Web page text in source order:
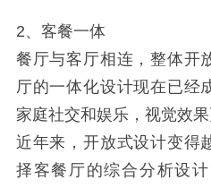
2、客餐一体
餐厅与客厅相连，整体开
厅的一体化设计现在已经
家庭社交和娱乐，视觉效果
近年来，开放式设计变得
择客餐厅的综合分析设